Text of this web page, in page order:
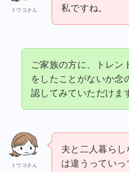
トウコさん
私ですね。
ご家族の方に、トレン
をしたことがないか念
認してみていただけま
トウコさん
夫と二人暮ら
は違うってい